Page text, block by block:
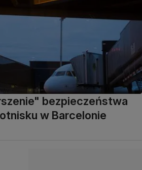
bezpieczeństwa
w Barcelonie